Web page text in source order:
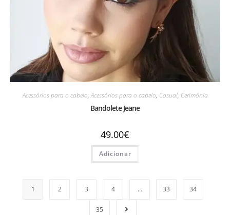
Acessórios para o cabelo,Acessórios para o cabelo, Casual, Cerimónia
Bandolete Jeane
49.00€
Adicionar
1 2 3 4 … 33 34
35